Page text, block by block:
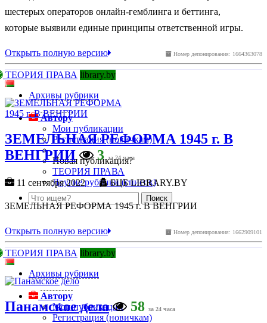
шестерых операторов онлайн-гемблинга и беттинга,
которые выявили единые принципы ответственной игры.
Номер депонирования: 1664363078
Открыть полную версию
ТЕОРИЯ ПРАВА library.by
Архивы рубрики
Автору
Мои публикации
Регистрация (новичкам)
Новая публикация?
ТЕОРИЯ ПРАВА
Другие рубрики (список)
ЗЕМЕЛЬНАЯ РЕФОРМА 1945 г. В
ВЕНГРИИ
3 за 24 часа
11 сентября 2022 БЦБ LIBRARY.BY
ЗЕМЕЛЬНАЯ РЕФОРМА 1945 г. В ВЕНГРИИ
Номер депонирования: 1662909101
Открыть полную версию
ТЕОРИЯ ПРАВА library.by
Архивы рубрики
Автору
Мои публикации
Регистрация (новичкам)
Панамское дело 58 за 24 часа